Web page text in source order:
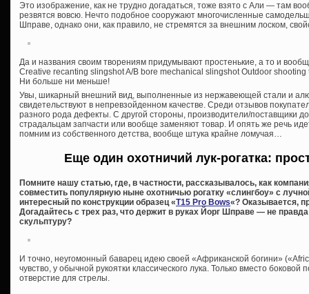
Это изображение, как не трудно догадаться, тоже взято с Али — там
резвятся вовсю. Нечто подобное сооружают многочисленные
Шправе, однако они, как правило, не стремятся за внешним лоском,
Да и названия своим творениям придумывают простенькие, а то и
Creative recanting slingshot A/B bore mechanical slingshot Outdoor
Ни больше ни меньше!
Увы, шикарный внешний вид, выполненные из нержавеющей стали и
свидетельствуют в непревзойденном качестве. Среди отзывов
разного рода дефекты. С другой стороны, производители/поставщики
страдальцам запчасти или вообще заменяют товар. И опять же речь
помним из собственного детства, вообще штука крайне ломучая…
Еще один охотничий лук-рогатка:
Помните нашу статью, где, в частности, рассказывалось, как
совместить популярную ныне охотничью рогатку «слингбоу» с
интересный по конструкции образец «T15 Pro Bows«? Оказывается,
Догадайтесь с трех раз, что держит в руках Йорг Шправе — не
скульптуру?
И точно, неугомонный баварец идею своей «Африканской богини»
чувство, у обычной рукоятки классического лука. Только вместо боковой
отверстие для стрелы.